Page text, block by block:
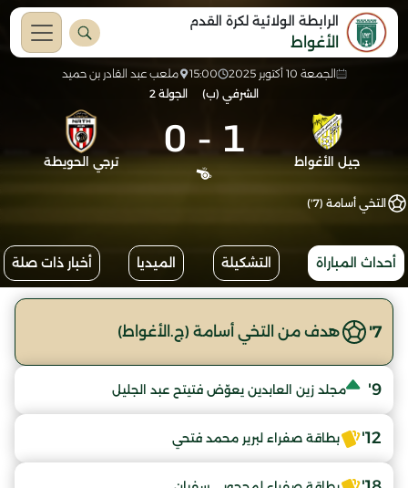
الرابطة الولائية لكرة القدم
الأغواط
الجمعة 10 أكتوبر 2025 15:00
ملعب عبد القادر بن حميد
الشرفي (ب)
الجولة 2
جيل الأغواط 1
-
0 ترجي الحويطة
التخي أسامة (7')
أحداث المباراة التشكيلة الميديا أخبار ذات صلة
7' هدف من التخي أسامة (ج.الأغواط)
9' مجلد زين العابدين يعوّض فتيتح عبد الجليل
12' بطاقة صفراء لبرير محمد فتحي